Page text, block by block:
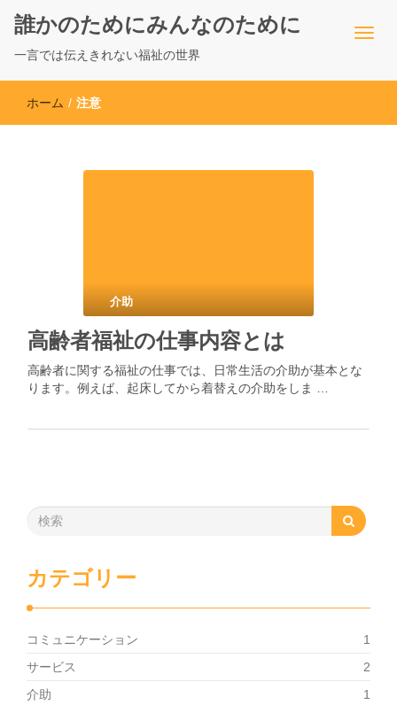
誰かのためにみんなのために
一言では伝えきれない福祉の世界
ホーム / 注意
介助
高齢者福祉の仕事内容とは
高齢者に関する福祉の仕事では、日常生活の介助が基本とな
ります。例えば、起床してから着替えの介助をしま …
カテゴリー
コミュニケーション
1
サービス
2
介助
1